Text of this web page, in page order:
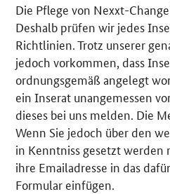
Die Pflege von Nexxt-
Deshalb prüfen wir jedes
Richtlinien. Trotz unserer
jedoch vorkommen, dass
ordnungsgemäß angelegt
ein Inserat unangemessen
dieses bei uns melden. Die
Wenn Sie jedoch über den
in Kenntniss gesetzt werden
ihre Emailadresse in das
Formular einfügen.